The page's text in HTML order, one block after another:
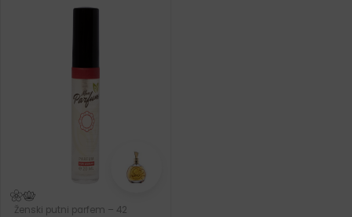
Ženski putni parfem – 42